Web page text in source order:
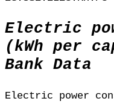
Electric
(kWh per
Bank Data
Electric power